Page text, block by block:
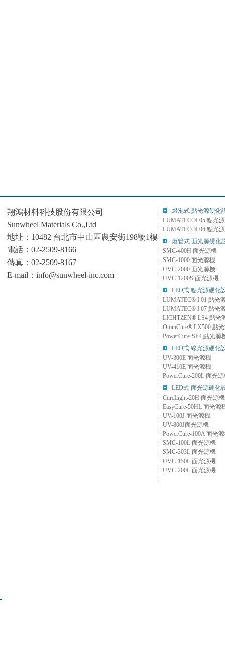
翔鴻材料科技股份有限公司
Sunwheel Materials Co.,Ltd
地址：10482 台北市中山區農安街198號1樓
電話：02-2509-8166
傳真：02-2509-8167
E-mail：info@sunwheel-inc.com
燈泡式 點光源硬化
LUMATEC®I 05 點光
LUMATEC®I 04 點光
燈管式 面光源硬化
SMC-400H 面光源機
SMC-1000 面光源機
UVC-2000 面光源機
UVC-1200S 面光源機
LED式 點光源硬化
LUMATEC® I 01 點光
LUMATEC® I 07 點光
LICHTZEN® LS4 點光
OmniCure® LX500 點
PowerCure-SP4 點光源
LED式 線光源硬化
UV-300E 面光源機
UV-410E 面光源機
PowerCure-200L 面光
LED式 面光源硬化
CureLight-20H 面光源機
EasyCure-50HL 面光源
UV-100J 面光源機
UV-800J面光源機
PowerCure-100A 面光
SMC-100L 面光源機
SMC-303L 面光源機
UVC-150L 面光源機
UVC-200L 面光源機